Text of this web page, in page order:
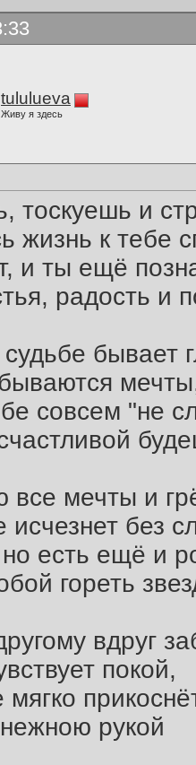
tululueva
Живу я здесь
тоскуешь и
жизнь к тебе
и ты ещё
радость и
бывает
совсем "не
все мечты и
без
есть ещё и
гореть
вдруг
покой,
мягко
рукой